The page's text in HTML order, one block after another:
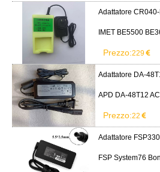
Adattatore
IMET BE5500
Prezzo:229
Adattatore DA-
Prezzo:22
Adattatore